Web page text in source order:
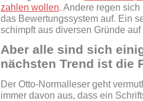
zahlen wollen. Andere regen sich
das Bewertungssystem auf. Ein
schimpft aus diversen Gründe
Aber alle sind sich
nächsten Trend ist die
Der Otto-Normalleser geht
immer davon aus, dass ein